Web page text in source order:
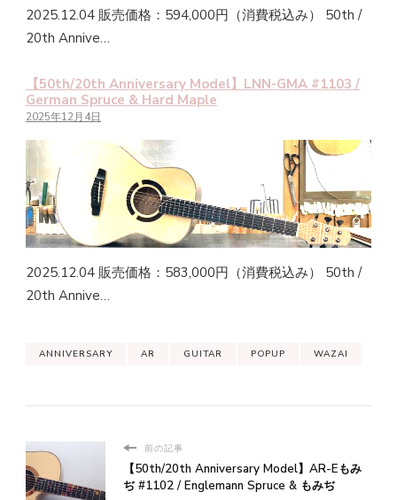
2025.12.04 販売価格：594,000円（消費税込み） 50th /
20th Annive…
【50th/20th Anniversary Model】LNN-GMA #1103 /
German Spruce & Hard Maple
2025年12月4日
2025.12.04 販売価格：583,000円（消費税込み） 50th /
20th Annive…
ANNIVERSARY AR GUITAR POPUP WAZAI
前の記事
【50th/20th Anniversary Model】AR-Eもみ
ぢ #1102 / Englemann Spruce & もみぢ